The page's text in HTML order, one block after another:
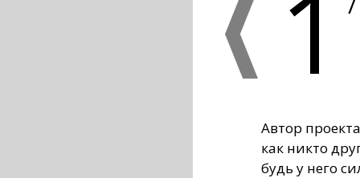
Автор
как никто
будь у него